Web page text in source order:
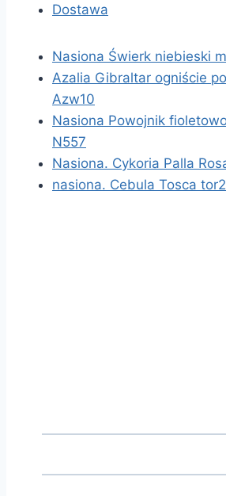
Dostawa
Nasiona Świerk niebieski
Azalia Gibraltar ogniście
Azw10
Nasiona Powojnik
N557
Nasiona. Cykoria Palla
nasiona. Cebula Tosca